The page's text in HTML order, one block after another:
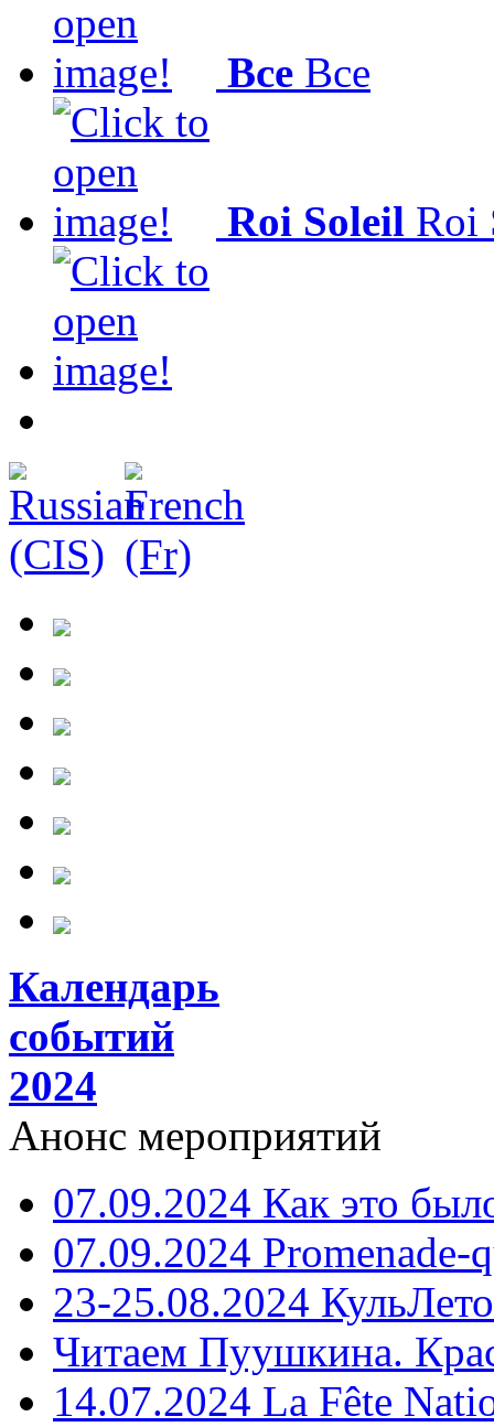
Все Все
Roi Soleil Roi
Календарь
событий
2024
Анонс мероприятий
07.09.2024 Как это
07.09.2024 Promenade-
23-25.08.2024 КульЛето
Читаем Пуушкина.
14.07.2024 La Fête